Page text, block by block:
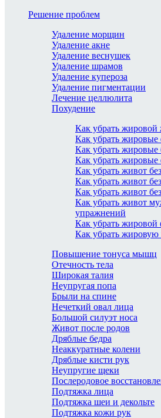
Решение проблем
Удаление морщин
Удаление акне
Удаление веснушек
Удаление шрамов
Удаление купероза
Удаление пигментации
Лечение целлюлита
Похудение
Как убрать жировой
Как убрать жировые
Как убрать жировые
Как убрать
Как убрать живот
Как убрать живот
Как убрать живот
Как убрать живот
упражнений
Как убрать жировой
Как убрать жировую
Повышение тонуса мышц
Отечность тела
Широкая талия
Неупругая попа
Брыли на спине
Нечеткий овал лица
Большой силуэт носа
Живот после родов
Дряблые бедра
Неаккуратные колени
Дряблые кисти рук
Неупругие щеки
Послеродовое
Подтяжка лица
Подтяжка шеи и декольте
Подтяжка кожи рук